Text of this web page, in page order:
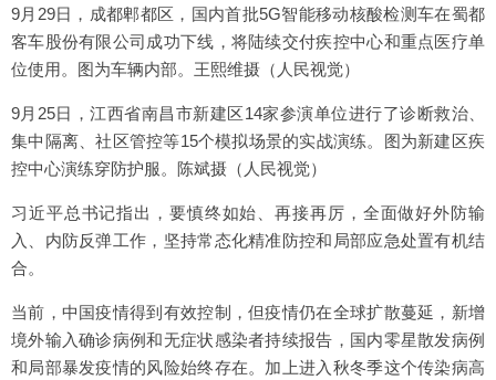
9月29日，成都郫都区，国内首批5G智能移动核酸检测车在蜀都
客车股份有限公司成功下线，将陆续交付疾控中心和重点医疗单
位使用。图为车辆内部。王熙维摄（人民视觉）
9月25日，江西省南昌市新建区14家参演单位进行了诊断救治、
集中隔离、社区管控等15个模拟场景的实战演练。图为新建区疾
控中心演练穿防护服。陈斌摄（人民视觉）
习近平总书记指出，要慎终如始、再接再厉，全面做好外防输
入、内防反弹工作，坚持常态化精准防控和局部应急处置有机结
合。
当前，中国疫情得到有效控制，但疫情仍在全球扩散蔓延，新增
境外输入确诊病例和无症状感染者持续报告，国内零星散发病例
和局部暴发疫情的风险始终存在。加上进入秋冬季这个传染病高